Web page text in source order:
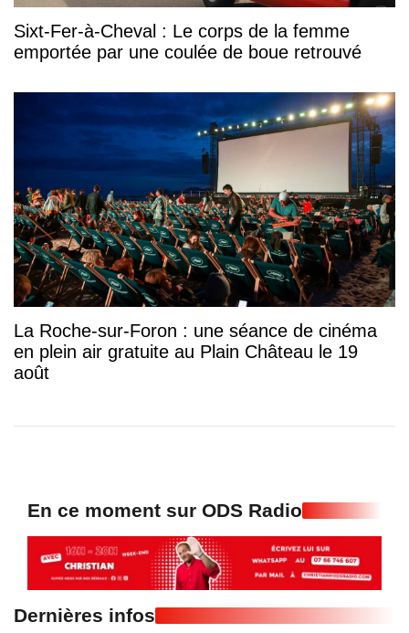
Sixt-Fer-à-Cheval : Le corps de la femme
emportée par une coulée de boue retrouvé
La Roche-sur-Foron : une séance de cinéma
en plein air gratuite au Plain Château le 19
août
En ce moment sur ODS Radio
Dernières infos